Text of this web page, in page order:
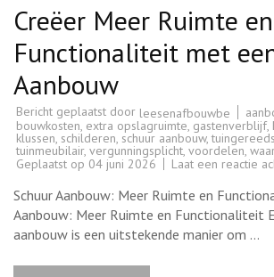
Creëer Meer Ruimte en
Functionaliteit met
Aanbouw
Bericht geplaatst door leesenafbouwbe
bouwkosten, extra opslagruimte, gastenverblijf,
klussen, schilderen, schuur aanbouw,
tuinmeubilair, vergunningsplicht, voordelen,
Geplaatst op 04 juni 2026 Laat een reactie
Schuur Aanbouw: Meer Ruimte en
Aanbouw: Meer Ruimte en Functionaliteit
aanbouw is een uitstekende manier om …